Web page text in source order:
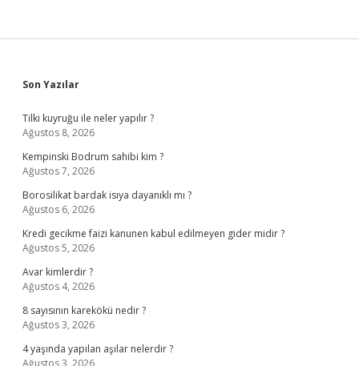
Sidebar
Son Yazılar
Tilki kuyruğu ile neler yapılır ?
Ağustos 8, 2026
Kempinski Bodrum sahibi kim ?
Ağustos 7, 2026
Borosilikat bardak isıya dayanıklı mı ?
Ağustos 6, 2026
Kredi gecikme faizi kanunen kabul edilmeyen gider midir ?
Ağustos 5, 2026
Avar kimlerdir ?
Ağustos 4, 2026
8 sayısının karekökü nedir ?
Ağustos 3, 2026
4 yaşında yapılan aşılar nelerdir ?
Ağustos 3, 2026